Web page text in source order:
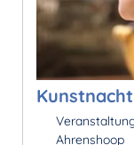
Ahrenshoop